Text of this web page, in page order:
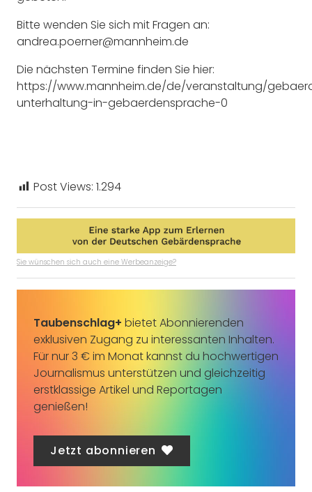
Bitte wenden Sie sich mit Fragen an:
andrea.poerner@mannheim.de
Die nächsten Termine finden Sie hier:
https://www.mannheim.de/de/veranstaltung/
unterhaltung-in-gebaerdensprache-0
Post Views: 1.294
Sie wünschen sich auch eine Werbeanzeige?
Taubenschlag+ bietet Abonnierenden
exklusiven Zugang zu interessanten Inhalten.
Für nur 3 € im Monat kannst du hochwertigen
Journalismus unterstützen und gleichzeitig
erstklassige Artikel und Reportagen
genießen!
Jetzt abonnieren